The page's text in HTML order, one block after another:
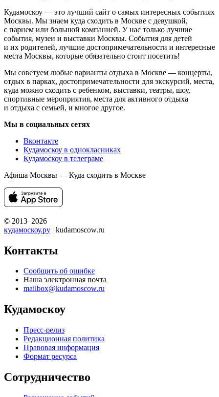
Кудамоскоу — это лучший сайт о самых интересных событиях
Москвы. Мы знаем куда сходить в Москве с девушкой,
с парнем или большой компанией. У нас только лучшие
события, музеи и выставки Москвы. События для детей
и их родителей, лучшие достопримечательности и интересные
места Москвы, которые обязательно стоит посетить!
Мы советуем любые варианты отдыха в Москве — концерты,
отдых в парках, достопримечательности для экскурсий, места,
куда можно сходить с ребенком, выставки, театры, шоу,
спортивные мероприятия, места для активного отдыха
и отдыха с семьей, и многое другое.
Мы в социальных сетях
Вконтакте
Кудамоскоу в однокласниках
Кудамоскоу в телеграме
Афиша Москвы — Куда сходить в Москве
© 2013–2026
кудамоскоу.ру | kudamoscow.ru
Контакты
Сообщить об ошибке
Наша электронная почта
mailbox@kudamoscow.ru
Кудамоскоу
Пресс-релиз
Редакционная политика
Правовая информация
Формат ресурса
Сотрудничество